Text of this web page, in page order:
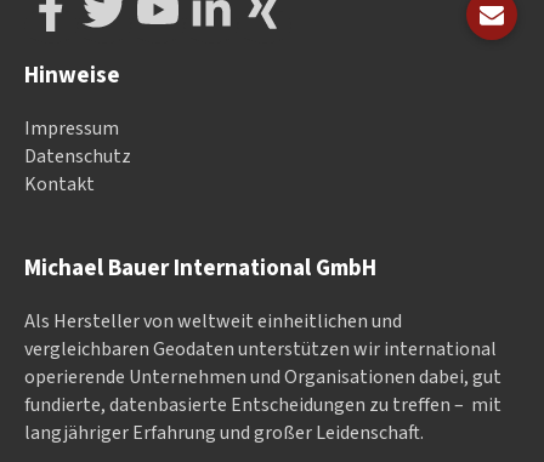
Michael Bauer International GmbH
Als Hersteller von weltweit einheitlichen und
vergleichbaren Geodaten un­ter­stüt­zen wir in­ter­na­tional
ope­rieren­de Un­ter­neh­men und Or­ga­nisa­tionen dabei, gut
fundierte, datenbasierte Entscheidungen zu treffen – mit
langjähriger Erfahrung und großer Leidenschaft.
Hinweise
Impressum
Datenschutz
Kontakt